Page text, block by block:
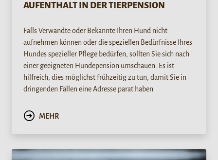
AUFENTHALT IN DER TIERPENSION
Falls Verwandte oder Bekannte Ihren Hund nicht
aufnehmen können oder die speziellen Bedürfnisse Ihres
Hundes spezieller Pflege bedürfen, sollten Sie sich nach
einer geeigneten Hundepension umschauen. Es ist
hilfreich, dies möglichst frühzeitig zu tun, damit Sie in
dringenden Fällen eine Adresse parat haben
MEHR